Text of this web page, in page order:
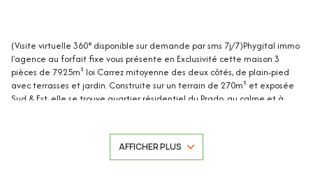
(Visite virtuelle 360° disponible sur demande par sms 7j/7)Phygital immo
l'agence au forfait fixe vous présente en Exclusivité cette maison 3
pièces de 79.25m² loi Carrez mitoyenne des deux côtés, de plain-pied
avec terrasses et jardin. Construite sur un terrain de 270m² et exposée
Sud & Est, elle se trouve quartier résidentiel du Prado, au calme et à
garage de 24.04m² et un abri de jardin viennent compléter le bien.
Cette maison de 79.25m² loi Carrez se compose de : - Hall d'entrée :
AFFICHER PLUS